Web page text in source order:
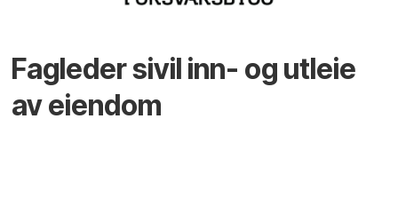
Fagleder sivil inn- og utleie
av eiendom